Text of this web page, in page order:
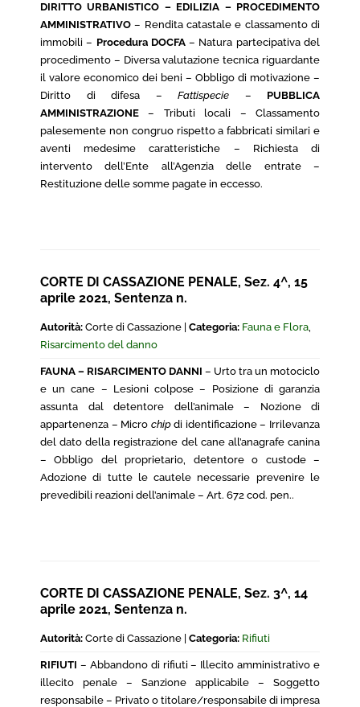
DIRITTO URBANISTICO – EDILIZIA – PROCEDIMENTO
AMMINISTRATIVO – Rendita catastale e classamento di
immobili – Procedura DOCFA– Natura partecipativa del
procedimento – Diversa valutazione tecnica riguardante
il valore economico dei beni – Obbligo di motivazione –
Diritto di difesa – Fattispecie – PUBBLICA
AMMINISTRAZIONE – Tributi locali – Classamento
palesemente non congruo rispetto a fabbricati similari e
aventi medesime caratteristiche – Richiesta di
intervento dell’Ente all’Agenzia delle entrate –
Restituzione delle somme pagate in eccesso.
CORTE DI CASSAZIONE PENALE, Sez. 4^, 15
aprile 2021, Sentenza n.
Autorità: Corte di Cassazione | Categoria: Fauna e Flora,
Risarcimento del danno
FAUNA – RISARCIMENTO DANNI – Urto tra un motociclo
e un cane – Lesioni colpose – Posizione di garanzia
assunta dal detentore dell’animale – Nozione di
appartenenza – Micro chipdi identificazione – Irrilevanza
del dato della registrazione del cane all’anagrafe canina
– Obbligo del proprietario, detentore o custode –
Adozione di tutte le cautele necessarie prevenire le
prevedibili reazioni dell’animale – Art. 672 cod. pen..
CORTE DI CASSAZIONE PENALE, Sez. 3^, 14
aprile 2021, Sentenza n.
Autorità: Corte di Cassazione | Categoria: Rifiuti
RIFIUTI – Abbandono di rifiuti – Illecito amministrativo e
illecito penale – Sanzione applicabile – Soggetto
responsabile – Privato o titolare/responsabile di impresa